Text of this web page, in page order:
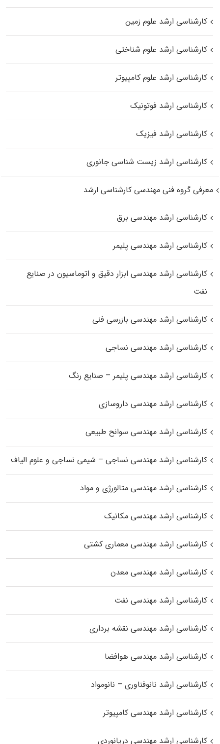
کارشناسی ارشد علوم زمین
کارشناسی ارشد علوم شناختی
کارشناسی ارشد علوم کامپیوتر
کارشناسی ارشد فوتونیک
کارشناسی ارشد فیزیک
کارشناسی ارشد زیست‌ شناسی جانوری
معرفی گروه فنی مهندسی کارشناسی ارشد
کارشناسی ارشد مهندسی برق
کارشناسی ارشد مهندسی پلیمر
کارشناسی ارشد مهندسی ابزار دقیق و اتوماسیون در صنایع
نفت
کارشناسی ارشد مهندسی بازرسی فنی
کارشناسی ارشد مهندسی نساجی
کارشناسی ارشد مهندسی پلیمر – صنایع رنگ
کارشناسی ارشد مهندسی داروسازی
کارشناسی ارشد مهندسی سوانح طبیعی
کارشناسی ارشد مهندسی نساجی – شیمی نساجی و علوم الیاف
کارشناسی ارشد مهندسی متالورژی و مواد
کارشناسی ارشد مهندسی مکانیک
کارشناسی ارشد مهندسی معماری کشتی
کارشناسی ارشد مهندسی معدن
کارشناسی ارشد مهندسی نفت
کارشناسی ارشد مهندسی نقشه برداری
کارشناسی ارشد مهندسی هوافضا
کارشناسی ارشد نانوفناوری – نانومواد
کارشناسی ارشد مهندسی کامپیوتر
کارشناسی ارشد مهندسی دریانوردی